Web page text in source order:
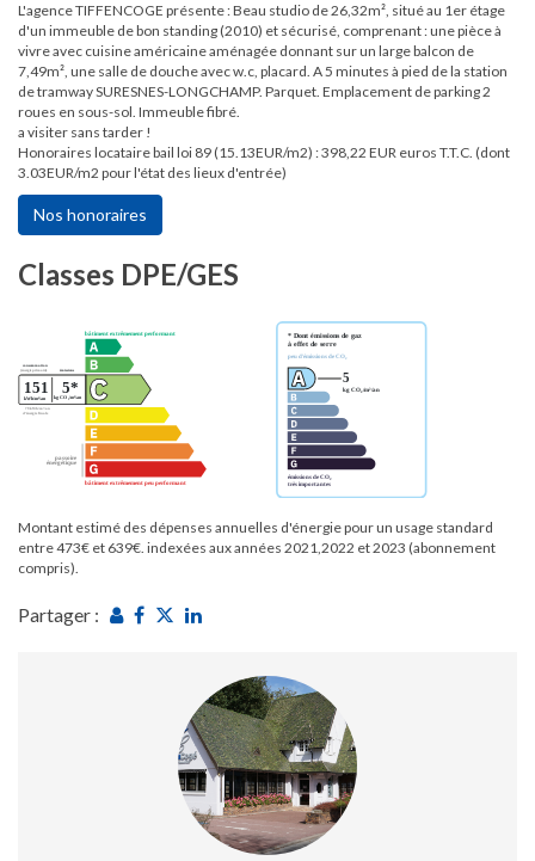
L'agence TIFFENCOGE présente : Beau studio de 26,32m², situé au 1er étage
d'un immeuble de bon standing (2010) et sécurisé, comprenant : une pièce à
vivre avec cuisine américaine aménagée donnant sur un large balcon de
7,49m², une salle de douche avec w.c, placard. A 5 minutes à pied de la station
de tramway SURESNES-LONGCHAMP. Parquet. Emplacement de parking 2
roues en sous-sol. Immeuble fibré.
a visiter sans tarder !
Honoraires locataire bail loi 89 (15.13EUR/m2) : 398,22 EUR euros T.T.C. (dont
3.03EUR/m2 pour l'état des lieux d'entrée)
Nos honoraires
Classes DPE/GES
Montant estimé des dépenses annuelles d'énergie pour un usage standard
entre 473€ et 639€. indexées aux années 2021,2022 et 2023 (abonnement
compris).
Partager :